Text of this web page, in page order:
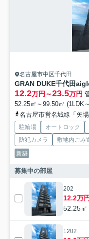
名古屋市中区千代田
GRAN DUKE千代田
12.2万円～23.5万円
52.25㎡～99.50㎡ (1LDK
名古屋市営名城線「矢
駐輪場 オートロック
防犯カメラ
敷地内ごみ
新築
募集中の部屋
202
12.2万
52.25㎡
1202